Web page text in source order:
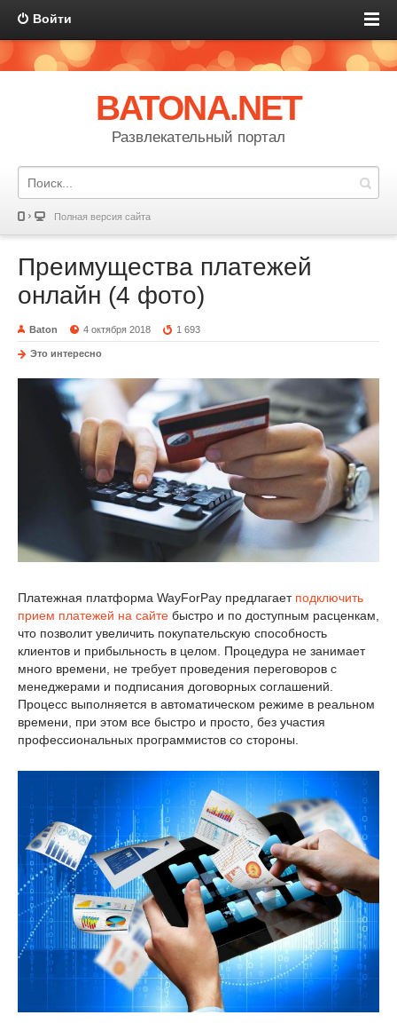
Войти
BATONA.NET
Развлекательный портал
Полная версия сайта
Преимущества платежей
онлайн (4 фото)
Baton 4 октября 2018 1 693
Это интересно
Платежная платформа WayForPay предлагает подключить
прием платежей на сайте быстро и по доступным расценкам,
что позволит увеличить покупательскую способность
клиентов и прибыльность в целом. Процедура не занимает
много времени, не требует проведения переговоров с
менеджерами и подписания договорных соглашений.
Процесс выполняется в автоматическом режиме в реальном
времени, при этом все быстро и просто, без участия
профессиональных программистов со стороны.